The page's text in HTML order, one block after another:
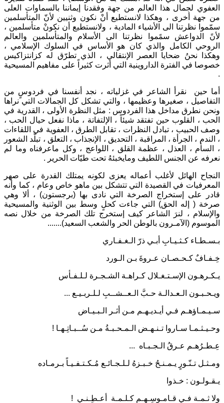
العفوي لجمال هذا العالم من جهة وفقدنا إيماننا بالسماوات العلى
من جهة أخرى ، وهكذا لانستطيع أنْ نكون وثنيين لأنّ المتأسلمين
سمّموا نظرتنا الى الأشياء المادية ، ولانستطيع أن نكونْ متأسلمين ،
لأنً الدواعش سمًموا نظرتنا الى الأسلام والمتأسلمين والعالم
الروحي الكامل والذي كان هو الأساس في السلوك الإسلامي ،
وهكذا نحنُ ضحايا العصر الإنتقالي ، الذي تطرّق له كزانتزاكيس
خصوصا في الفترة الداروينية التي أثرت كثيراً على مفاهيم المسيحية
.
أما حين نقرأ الشاعر في غزلياته ، نجد أنفسنا في فردوسٍ من
التفاصيل ، صغيرها وعظيمها ، والتي تشكل كل الجمالات التي نراها
ونحن نطرق مداخل هذا الفردوس : مثل النظرة الأولى ، القدرية في
الحب ، القلوب حين تفتقد شيئاً ، الإلتفاتة ، ماذا نفعل حيال الحب ،
وصف الحبيب ، تبادل النظرات ، تقابل الطرق ، العفوية في اللقاءات
، الندم ، الجرأة ، المراقبة ، التحديق ، الإنجذاب ، التعلق ، تبلّد الشعور
، السأم ، العذل ، عظمة القلق ، اللواعج ، وكل ماعرفناه وما لم
نعرفه عن الجنس اللطيف ومايخبئهُ تحت طيّات الحرير .
النجاح الهائل لأغلب أعماله يعزى لكونه يمتلك القدرة على صهر
المعرفيات في القصيدة التي تتشكل بين ماهو خاص وعام ، كما وأنه
قادر على إستخراج الصرخة التي نادى بها (برجستون) ، ألا وهي
صرخة ( إله الحق) التي جاءت كحلٍ وسط بين الوثنية والمسيحية
والإسلام ، لنرَ الشاعر كيف إستخرج تلك الصرخة من خلال نصه
الموسوم (الآمـرون بالوطن الحر والشعب السعيد).......
بـسـطـاء كـثـيـابِ أبـي ذرّ الـغـفـاري
خِـفـافٌ كـحـصـان عـروةَ بـن الـورد
يـكـرهـون الإسـتـغـلال كـراهـة الشـجـرة لـلـفـأس
ويـحـبـون الـعـدالـة حـبَّ الـعــشــبِ لـلـربـيـع ...
سـيـمـاؤهـم فـي أيـديـهـم مـن أثـر الـبـيـاض
وحـيـثـمـا سـاروا تـنـهـض الـمـحـبـةُ مـن سُــبـاتِـهـا !
عِـطـرُهـم عـرقُ الـجـبـاه ...
ومـثـل تـنّـورٍ يـمـنـحُ خـبـزهُ لـلـجـائـع مُـكـتـفـيـاً بـرمـاده
يـقـولـون : خـذوا
ولا ثـمـة فـي قـامـوسِـهـم كـلـمـة أعـطِـنـي !